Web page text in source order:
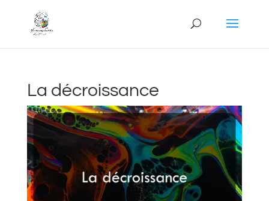
La décroissance